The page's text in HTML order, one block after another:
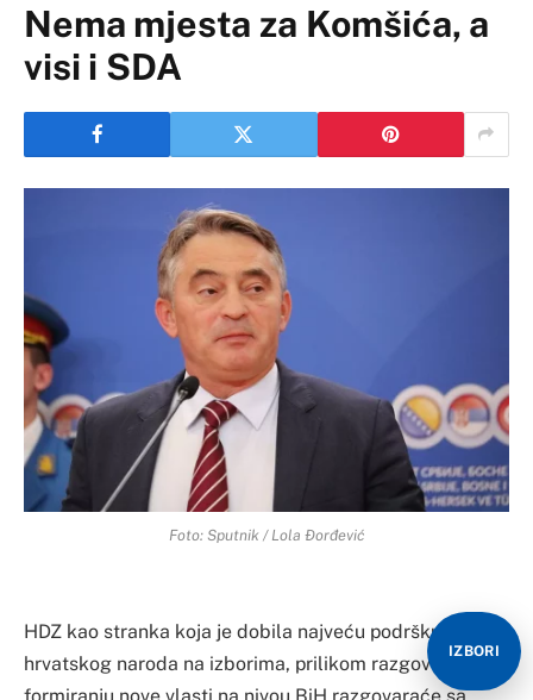
Nema mjesta za Komšića, a
visi i SDA
Foto: Sputnik / Lola Đorđević
HDZ kao stranka koja je dobila najveću podršku
hrvatskog naroda na izborima, prilikom razgovora o
IZBORI